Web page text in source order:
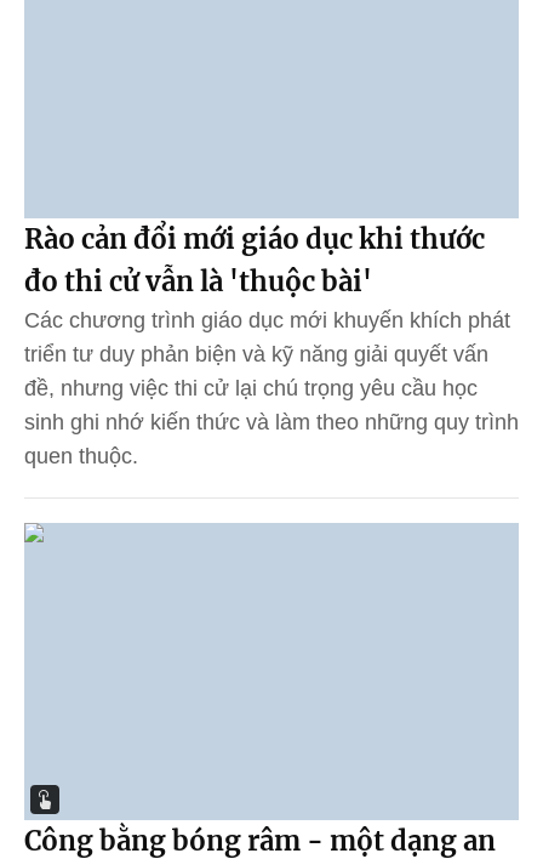
Rào cản đổi mới giáo dục khi thước
đo thi cử vẫn là 'thuộc bài'
Các chương trình giáo dục mới khuyến khích phát
triển tư duy phản biện và kỹ năng giải quyết vấn
đề, nhưng việc thi cử lại chú trọng yêu cầu học
sinh ghi nhớ kiến thức và làm theo những quy trình
quen thuộc.
Công bằng bóng râm - một dạng an